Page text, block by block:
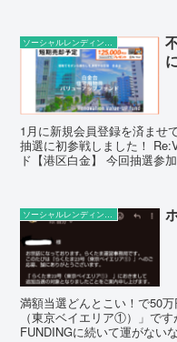
ソーシャルレンディングの話題
1月に新規会員登録を済ませ
抽選に初参戦しました！
ド【港区白金】 今回抽選参
ソーシャルレンディングの話題
満額当選どんとこい！で50
（東京ベイエリア①）」で
FUNDINGに続いて運がない